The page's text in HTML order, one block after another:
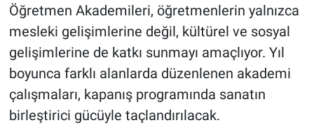
Öğretmen Akademileri, öğretmenlerin yalnızca
mesleki gelişimlerine değil, kültürel ve sosyal
gelişimlerine de katkı sunmayı amaçlıyor. Yıl
boyunca farklı alanlarda düzenlenen akademi
çalışmaları, kapanış programında sanatın
birleştirici gücüyle taçlandırılacak.